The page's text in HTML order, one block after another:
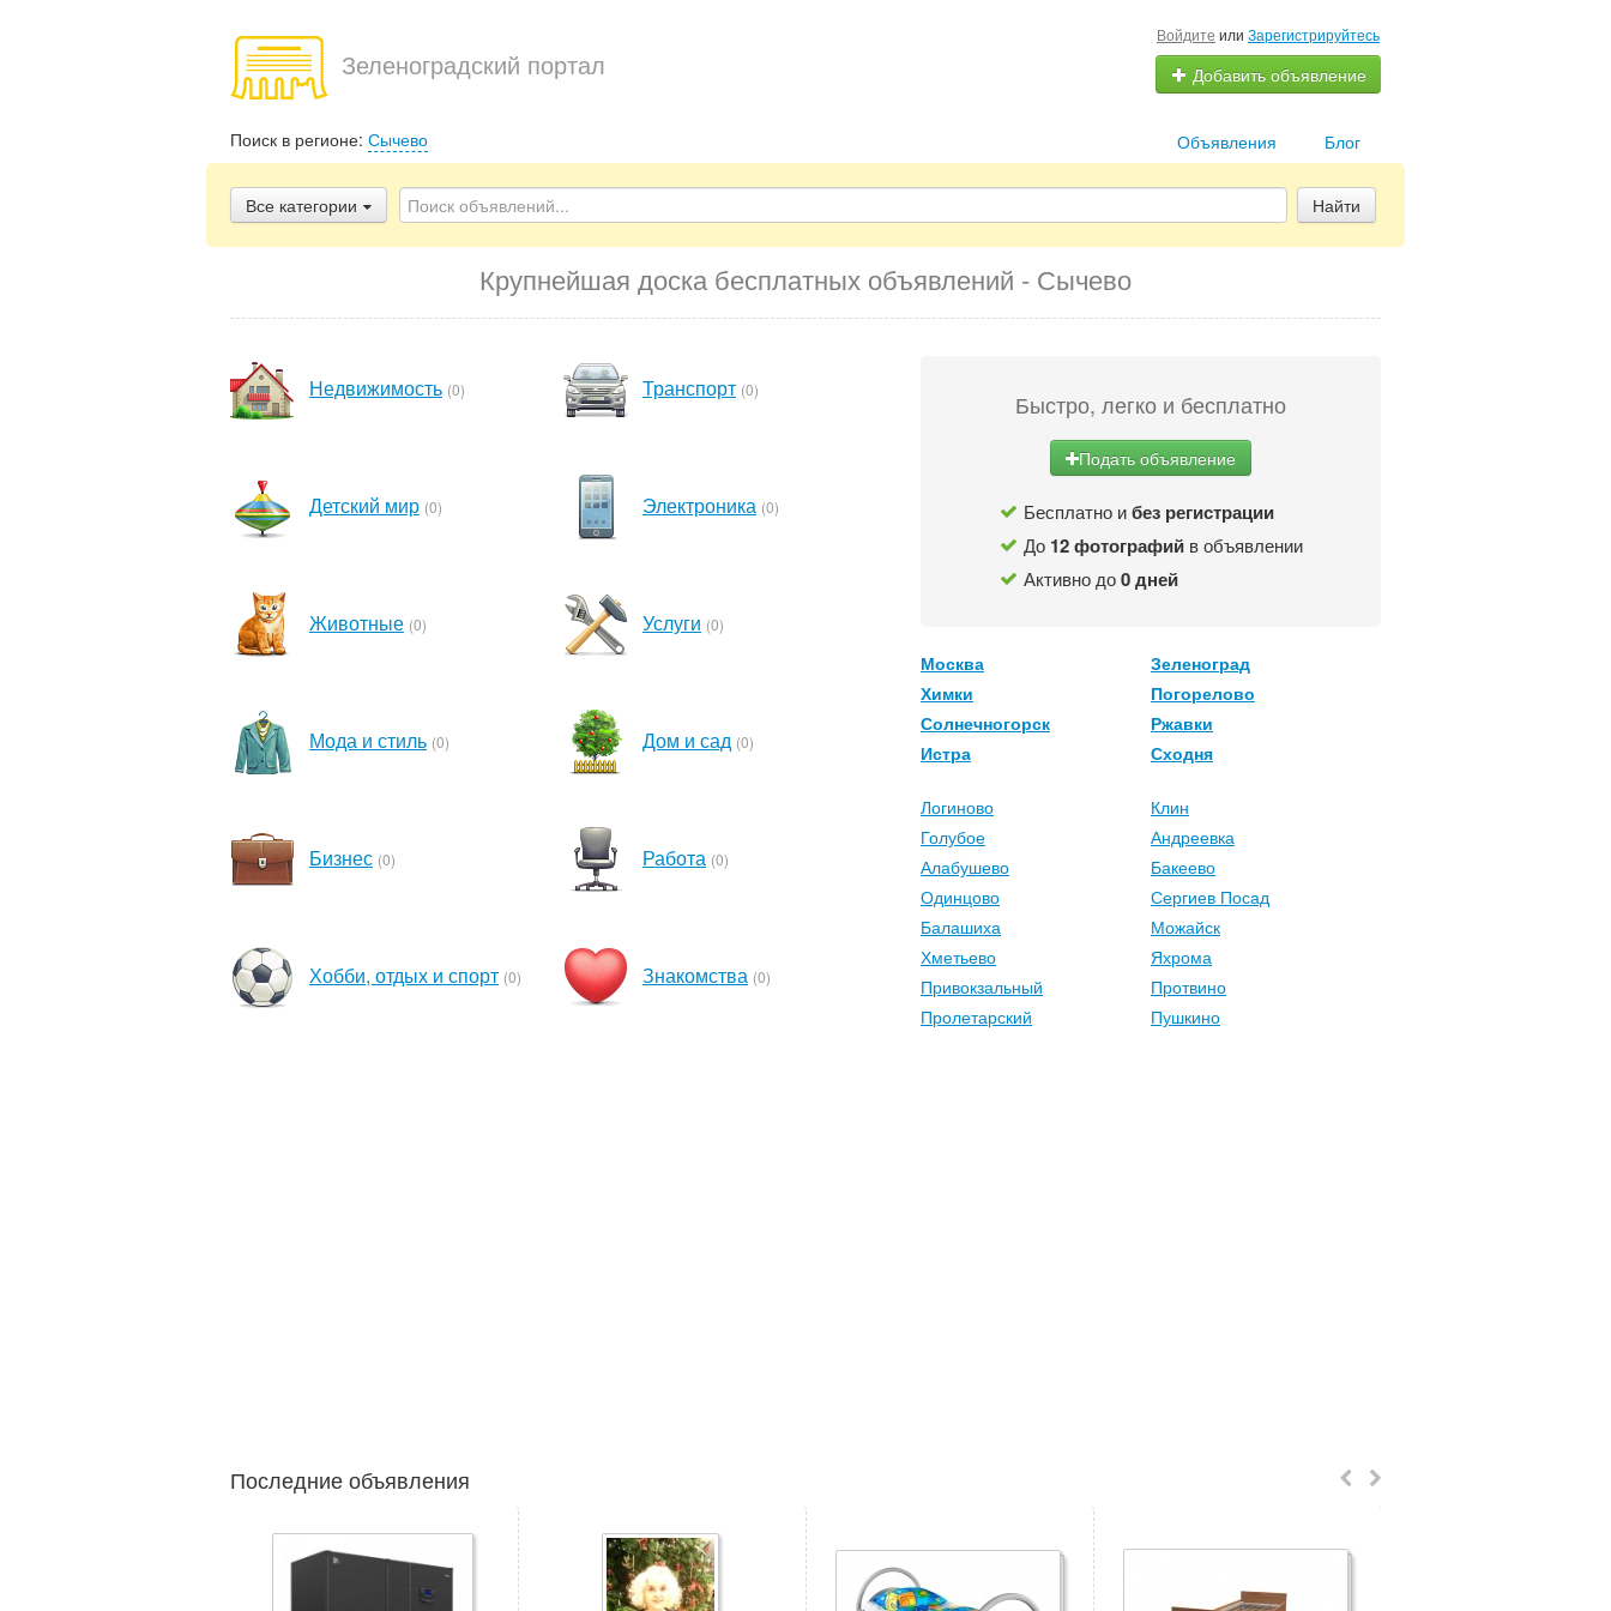
Зеленоградский портал
Войдите или Зарегистрируйтесь
Добавить объявление
Поиск в регионе: Сычево Блог
Объявления
Все категории Найти
Крупнейшая доска бесплатных объявлений - Сычево
Недвижимость (0) Транспорт (0)
Детский мир (0) Электроника (0)
Животные (0) Услуги (0)
Мода и стиль (0) Дом и сад (0)
Бизнес (0) Работа (0)
Хобби, отдых и спорт (0) Знакомства (0)
Быстро, легко и бесплатно
Подать объявление
Бесплатно ибез регистрации
До 12 фотографийв объявлении
Активно до0 дней
Москва
Зеленоград
Химки
Погорелово
Солнечногорск
Ржавки
Истра
Сходня
Логиново
Клин
Голубое
Андреевка
Алабушево
Бакеево
Одинцово
Сергиев Посад
Балашиха
Можайск
Хметьево
Яхрома
Привокзальный
Протвино
Пролетарский
Пушкино
Последние объявления